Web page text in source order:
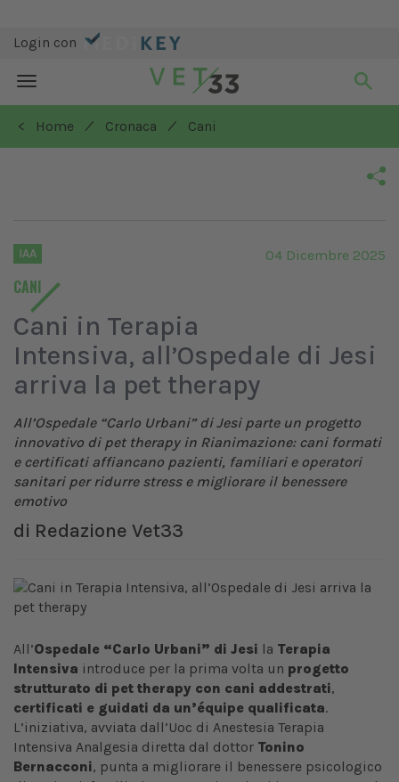
Login con
Toggle
navigation
< Home
/ Cronaca / Cani
IAA
CANI
04 Dicembre 2025
Cani in Terapia
Intensiva, all’Ospedale di Jesi
arriva la pet therapy
All’Ospedale “Carlo Urbani” di Jesi parte un progetto
innovativo di pet therapy in Rianimazione: cani formati
e certificati affiancano pazienti, familiari e operatori
sanitari per ridurre stress e migliorare il benessere
emotivo
di Redazione Vet33
All’Ospedale “Carlo Urbani” di Jesi la Terapia
Intensiva introduce per la prima volta un progetto
strutturato di pet therapy con cani addestrati,
certificati e guidati da un’équipe qualificata.
L’iniziativa, avviata dall’Uoc di Anestesia Terapia
Intensiva Analgesia diretta dal dottor Tonino
Bernacconi, punta a migliorare il benessere psicologico